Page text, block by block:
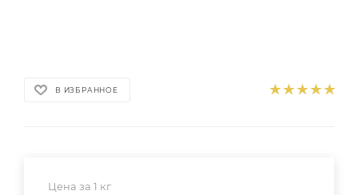
В ИЗБРАННОЕ
Цена за 1 кг